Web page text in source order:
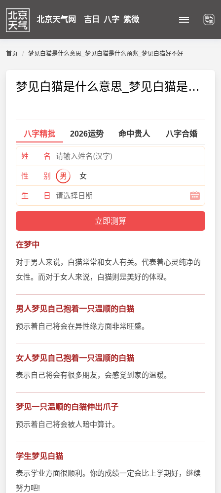
北京天气网 吉日 八字 紫微
首页 梦见白猫是什么意思_梦见白猫是什么预兆_梦见白猫好不好
梦见白猫是什么意思_梦见白猫是什么预兆_梦见白猫好不好
八字精批 2026运势 命中贵人 八字合婚
姓 名
性 别 男 女
生 日
在梦中
对于男人来说，白猫常常和女人有关。代表着心灵纯净的
女性。而对于女人来说，白猫则是美好的体现。
男人梦见自己抱着一只温顺的白猫
预示着自己将会在异性缘方面非常旺盛。
女人梦见自己抱着一只温顺的白猫
表示自己将会有很多朋友，会感觉到家的温暖。
梦见一只温顺的白猫伸出爪子
预示着自己将会被人暗中算计。
学生梦见白猫
表示学业方面很顺利。你的成绩一定会比上学期好，继续
努力吧!